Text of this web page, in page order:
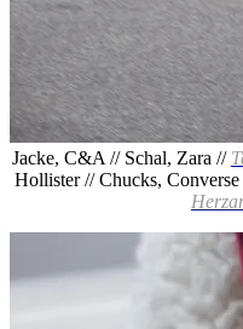
Jacke, C&A // Schal, Zara //
Hollister // Chucks,